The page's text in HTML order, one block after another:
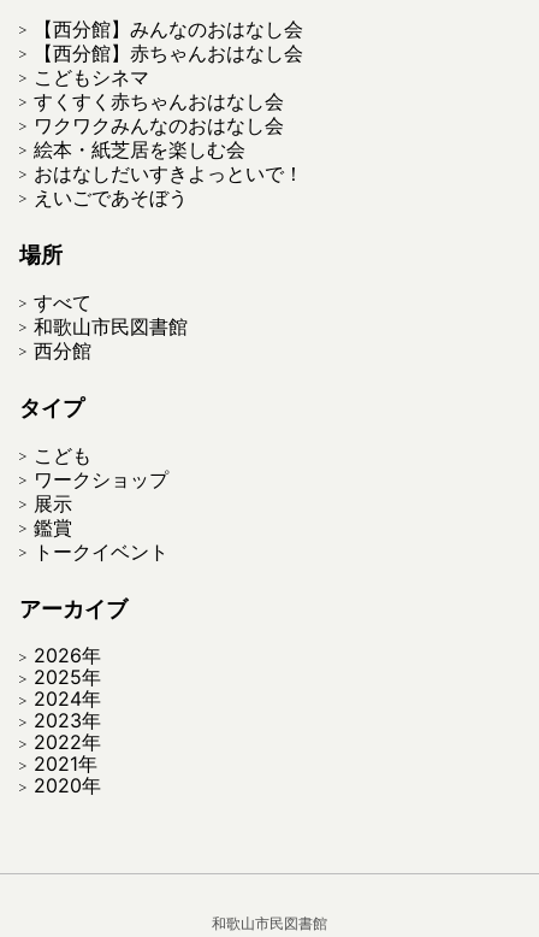
【西分館】みんなのおはなし会
【西分館】赤ちゃんおはなし会
こどもシネマ
すくすく赤ちゃんおはなし会
ワクワクみんなのおはなし会
絵本・紙芝居を楽しむ会
おはなしだいすきよっといで！
えいごであそぼう
場所
すべて
和歌山市民図書館
西分館
タイプ
こども
ワークショップ
展示
鑑賞
トークイベント
アーカイブ
2026年
2025年
2024年
2023年
2022年
2021年
2020年
和歌山市民図書館